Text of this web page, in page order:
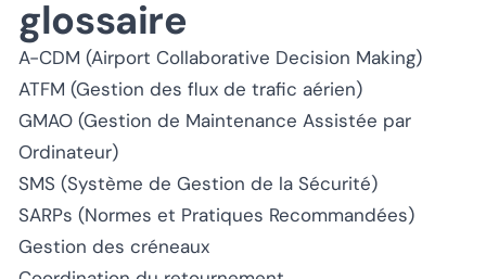
glossaire
A-CDM (Airport Collaborative Decision Making)
ATFM (Gestion des flux de trafic aérien)
GMAO (Gestion de Maintenance Assistée par
Ordinateur)
SMS (Système de Gestion de la Sécurité)
SARPs (Normes et Pratiques Recommandées)
Gestion des créneaux